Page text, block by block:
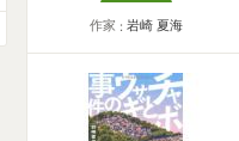
作家 岩崎 夏海